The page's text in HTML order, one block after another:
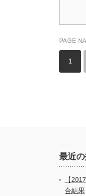
PAGE
1
最近
【
合結果